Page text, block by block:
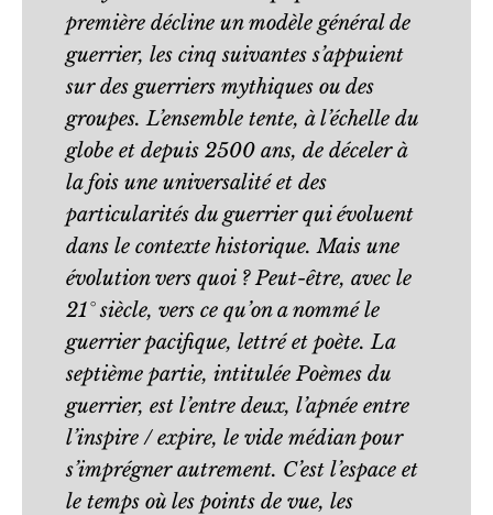
première décline un modèle général de
guerrier, les cinq suivantes s’appuient
sur des guerriers mythiques ou des
groupes. L’ensemble tente, à l’échelle du
globe et depuis 2500 ans, de déceler à
la fois une universalité et des
particularités du guerrier qui évoluent
dans le contexte historique. Mais une
évolution vers quoi ? Peut-être, avec le
21° siècle, vers ce qu’on a nommé le
guerrier pacifique, lettré et poète. La
septième partie, intitulée Poèmes du
guerrier, est l’entre deux, l’apnée entre
l’inspire / expire, le vide médian pour
s’imprégner autrement. C’est l’espace et
le temps où les points de vue, les